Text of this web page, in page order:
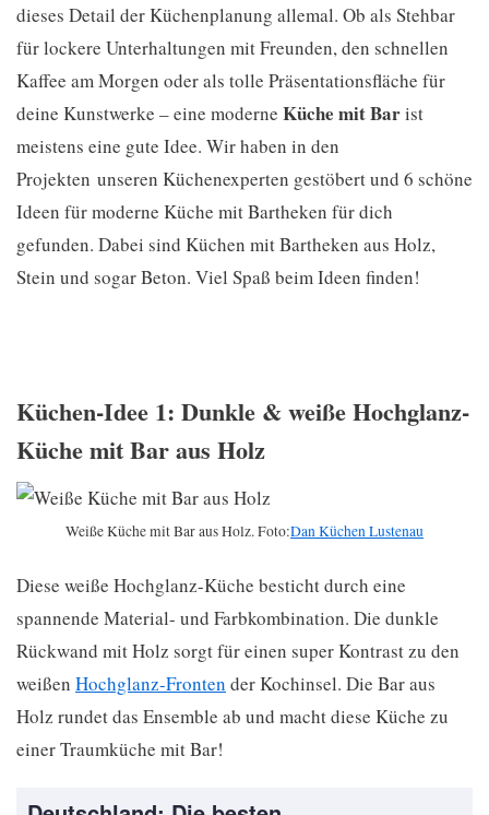
dieses Detail der Küchenplanung allemal. Ob als Stehbar
für lockere Unterhaltungen mit Freunden, den schnellen
Kaffee am Morgen oder als tolle Präsentationsfläche für
deine Kunstwerke – eine moderne Küche mit Barist
meistens eine gute Idee. Wir haben in den
Projekten unseren Küchenexperten gestöbert und 6 schöne
Ideen für moderne Küche mit Bartheken für dich
gefunden. Dabei sind Küchen mit Bartheken aus Holz,
Stein und sogar Beton. Viel Spaß beim Ideen finden!
Küchen-Idee 1: Dunkle & weiße Hochglanz-
Küche mit Bar aus Holz
Weiße Küche mit Bar aus Holz. Foto:Dan Küchen Lustenau
Diese weiße Hochglanz-Küche besticht durch eine
spannende Material- und Farbkombination. Die dunkle
Rückwand mit Holz sorgt für einen super Kontrast zu den
weißen Hochglanz-Fronten der Kochinsel. Die Bar aus
Holz rundet das Ensemble ab und macht diese Küche zu
einer Traumküche mit Bar!